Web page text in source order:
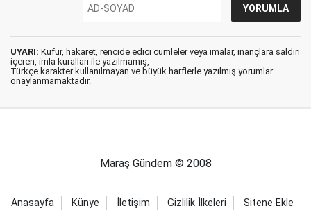
UYARI: Küfür, hakaret, rencide edici cümleler veya imalar, inançlara saldırı
içeren, imla kuralları ile yazılmamış,
Türkçe karakter kullanılmayan ve büyük harflerle yazılmış yorumlar
onaylanmamaktadır.
Maraş Gündem © 2008
Anasayfa Künye İletişim Gizlilik İlkeleri Sitene Ekle